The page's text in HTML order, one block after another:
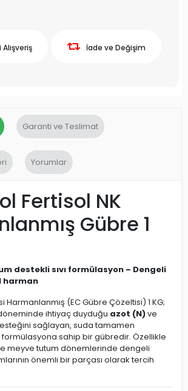
İade ve Değişim
Garanti ve Teslimat
Yorumlar
Fertisol NK
Gübre 1
destekli sıvı formülasyon – Dengeli
harman
Harmanlanmış (EC Gübre Çözeltisi) 1 KG;
ihtiyaç duyduğu azot (N)ve
sağlayan, suda tamamen
sahip bir gübredir. Özellikle
meyve tutum dönemlerinde dengeli
önemli bir parçası olarak tercih